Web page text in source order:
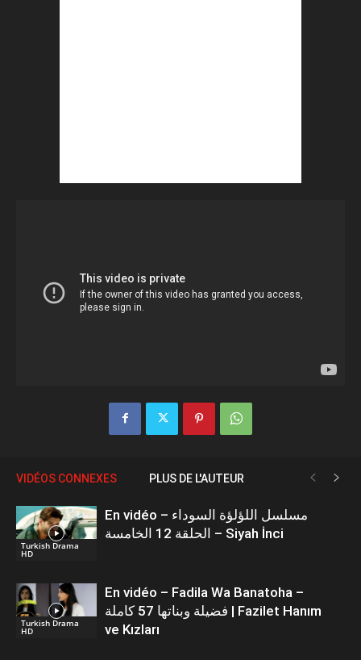
VIDÉOS CONNEXES PLUS DE L'AUTEUR
Turkish Drama
HD
En vidéo – مسلسل اللؤلؤة السوداء
الحلقة 12 الخامسة – Siyah İnci
Turkish Drama
HD
En vidéo – Fadila Wa Banatoha –
فضيلة وبناتها 57 كاملة | Fazilet Hanım
ve Kızları